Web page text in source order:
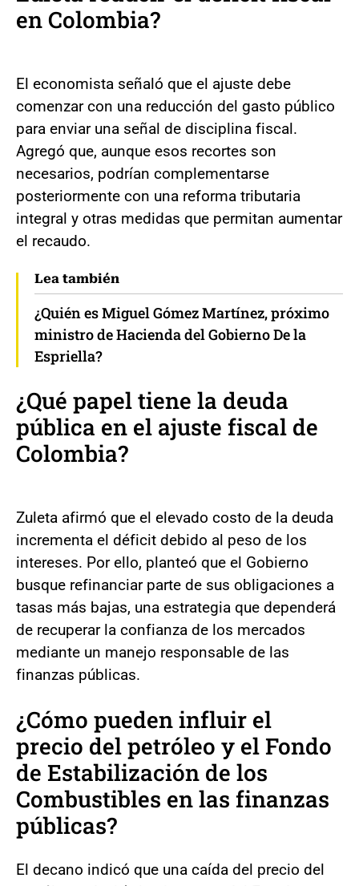
en Colombia?
El economista señaló que el ajuste debe
comenzar con una reducción del gasto público
para enviar una señal de disciplina fiscal.
Agregó que, aunque esos recortes son
necesarios, podrían complementarse
posteriormente con una reforma tributaria
integral y otras medidas que permitan aumentar
el recaudo.
Lea también
¿Quién es Miguel Gómez Martínez, próximo
ministro de Hacienda del Gobierno De la
Espriella?
¿Qué papel tiene la deuda
pública en el ajuste fiscal de
Colombia?
Zuleta afirmó que el elevado costo de la deuda
incrementa el déficit debido al peso de los
intereses. Por ello, planteó que el Gobierno
busque refinanciar parte de sus obligaciones a
tasas más bajas, una estrategia que dependerá
de recuperar la confianza de los mercados
mediante un manejo responsable de las
finanzas públicas.
¿Cómo pueden influir el
precio del petróleo y el Fondo
de Estabilización de los
Combustibles en las finanzas
públicas?
El decano indicó que una caída del precio del